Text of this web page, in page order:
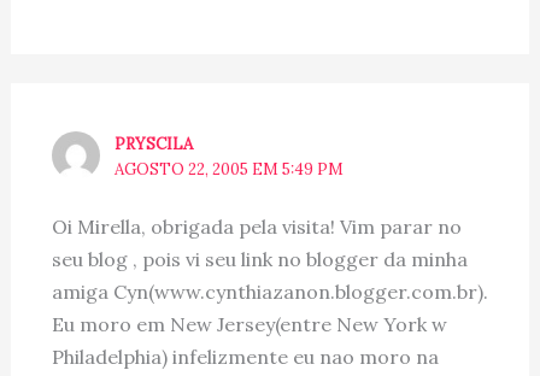
PRYSCILA
AGOSTO 22, 2005 EM 5:49 PM
Oi Mirella, obrigada pela visita! Vim parar no
seu blog , pois vi seu link no blogger da minha
amiga Cyn(www.cynthiazanon.blogger.com.br).
Eu moro em New Jersey(entre New York w
Philadelphia) infelizmente eu nao moro na